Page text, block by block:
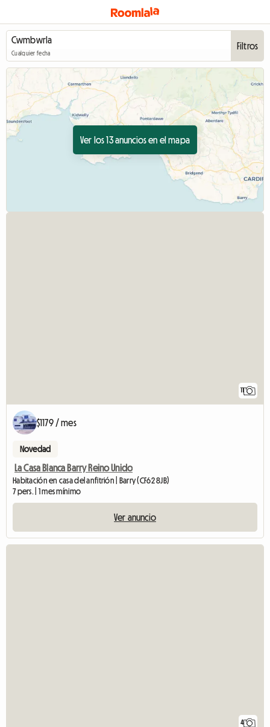
Cualquier fecha
Filtros
Ver los 13 anuncios en el mapa
11
$1179 / mes
Novedad
La Casa Blanca Barry Reino Unido
Habitación en casa del anfitrión | Barry (CF62 8JB)
7 pers. | 1 mes mínimo
Ver anuncio
4